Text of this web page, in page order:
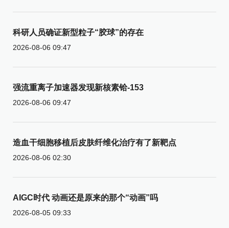
科研人员确证新型粒子“胶球”的存在
2026-08-06 09:47
强流重离子加速器发现新核素铪-153
2026-08-06 09:47
造血干细胞移植后皮肤纤维化治疗有了新靶点
2026-08-06 02:30
AIGC时代 动画还是原来的那个“动画”吗
2026-08-05 09:33